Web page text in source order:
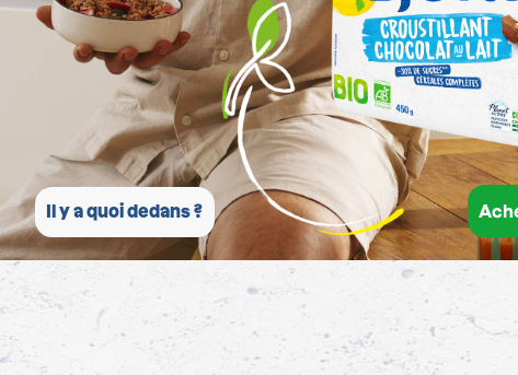
Il y a quoi dedans ?